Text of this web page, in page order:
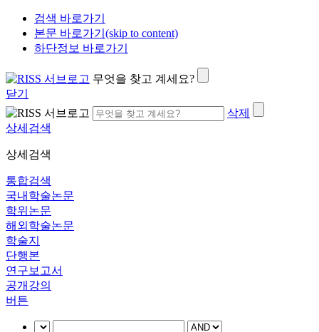
검색 바로가기
본문 바로가기(skip to content)
하단정보 바로가기
무엇을 찾고 계세요?
닫기
삭제
상세검색
상세검색
통합검색
국내학술논문
학위논문
해외학술논문
학술지
단행본
연구보고서
공개강의
버튼